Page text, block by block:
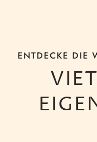
ENTDECKE DIE